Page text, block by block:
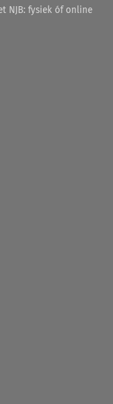
NJB: fysiek óf online